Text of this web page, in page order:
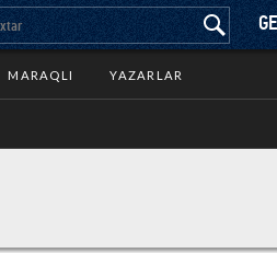
GE
MARAQLI YAZARLAR